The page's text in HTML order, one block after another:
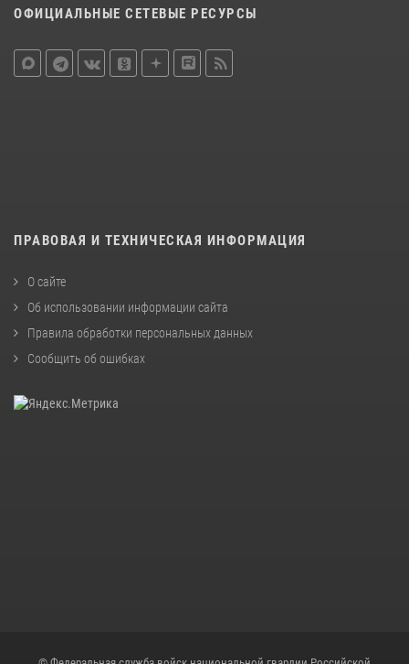
ОФИЦИАЛЬНЫЕ СЕТЕВЫЕ РЕСУРСЫ
ПРАВОВАЯ И ТЕХНИЧЕСКАЯ ИНФОРМАЦИЯ
О сайте
Об использовании информации сайта
Правила обработки персональных данных
Сообщить об ошибках